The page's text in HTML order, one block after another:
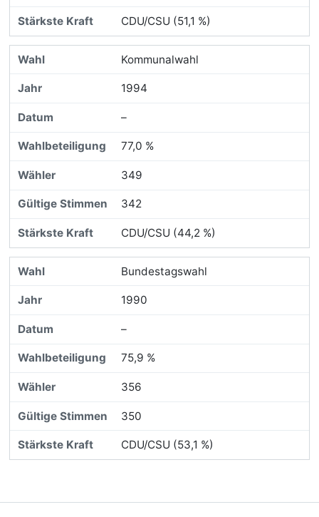
CDU/CSU (51,1 %)
Kommunalwahl
1994
–
77,0 %
349
342
CDU/CSU (44,2 %)
Bundestagswahl
1990
–
75,9 %
356
350
CDU/CSU (53,1 %)